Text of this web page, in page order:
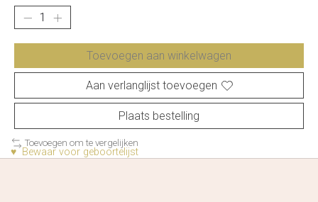
Toevoegen aan winkelwagen
Aan verlanglijst toevoegen
Plaats bestelling
Toevoegen om te vergelijken
♥ Bewaar voor geboortelijst